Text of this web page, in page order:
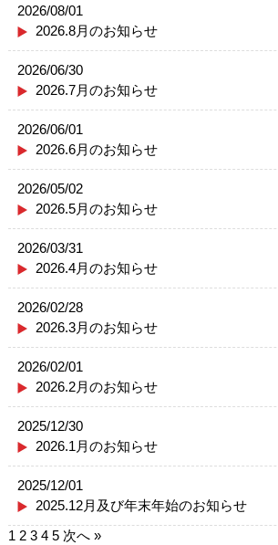
2026/08/01
2026.8月のお知らせ
2026/06/30
2026.7月のお知らせ
2026/06/01
2026.6月のお知らせ
2026/05/02
2026.5月のお知らせ
2026/03/31
2026.4月のお知らせ
2026/02/28
2026.3月のお知らせ
2026/02/01
2026.2月のお知らせ
2025/12/30
2026.1月のお知らせ
2025/12/01
2025.12月及び年末年始のお知らせ
1 2 3 4 5 次へ »